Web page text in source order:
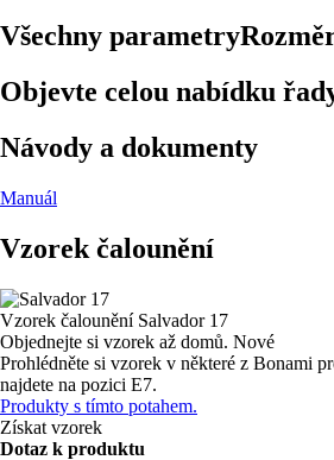
Všechny parametry
Objevte celou nabídku
Návody a dokumenty
Manuál
Vzorek čalounění
Vzorek čalounění Salvador 17
Objednejte si vzorek až domů. Nové
Prohlédněte si vzorek v některé z Bonami
najdete na pozici E7.
Produkty s tímto potahem.
Získat vzorek
Dotaz k produktu